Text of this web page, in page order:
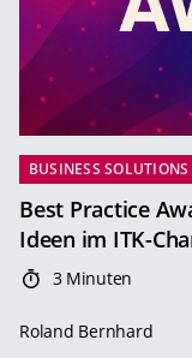
BUSINESS SOLUTIONS
Best Practice
Ideen im ITK-
3 Minuten
Roland Bernhard